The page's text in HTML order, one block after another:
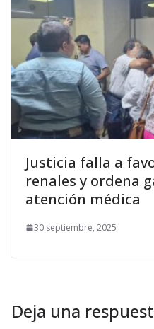
Justicia falla a
renales y ordena
atención médica
30 septiembre, 2025
Deja una